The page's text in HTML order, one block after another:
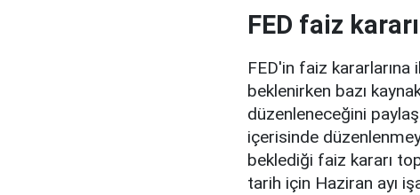
FED faiz
FED'in faiz
beklenirken bazı
düzenleneceğini
içerisinde
beklediği faiz kararı
tarih için Haziran ayı